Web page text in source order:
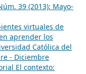
39 (2013): Mayo-
virtuales de
aprender los
Católica del
- Diciembre
El contexto: